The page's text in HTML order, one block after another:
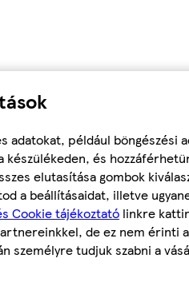
adatokat, például böngészési
és
elutasítása gombok
a beállításaidat, illetve
Cookie tájékoztató linkre
de ez nem érinti
személyre tudjuk szabni a